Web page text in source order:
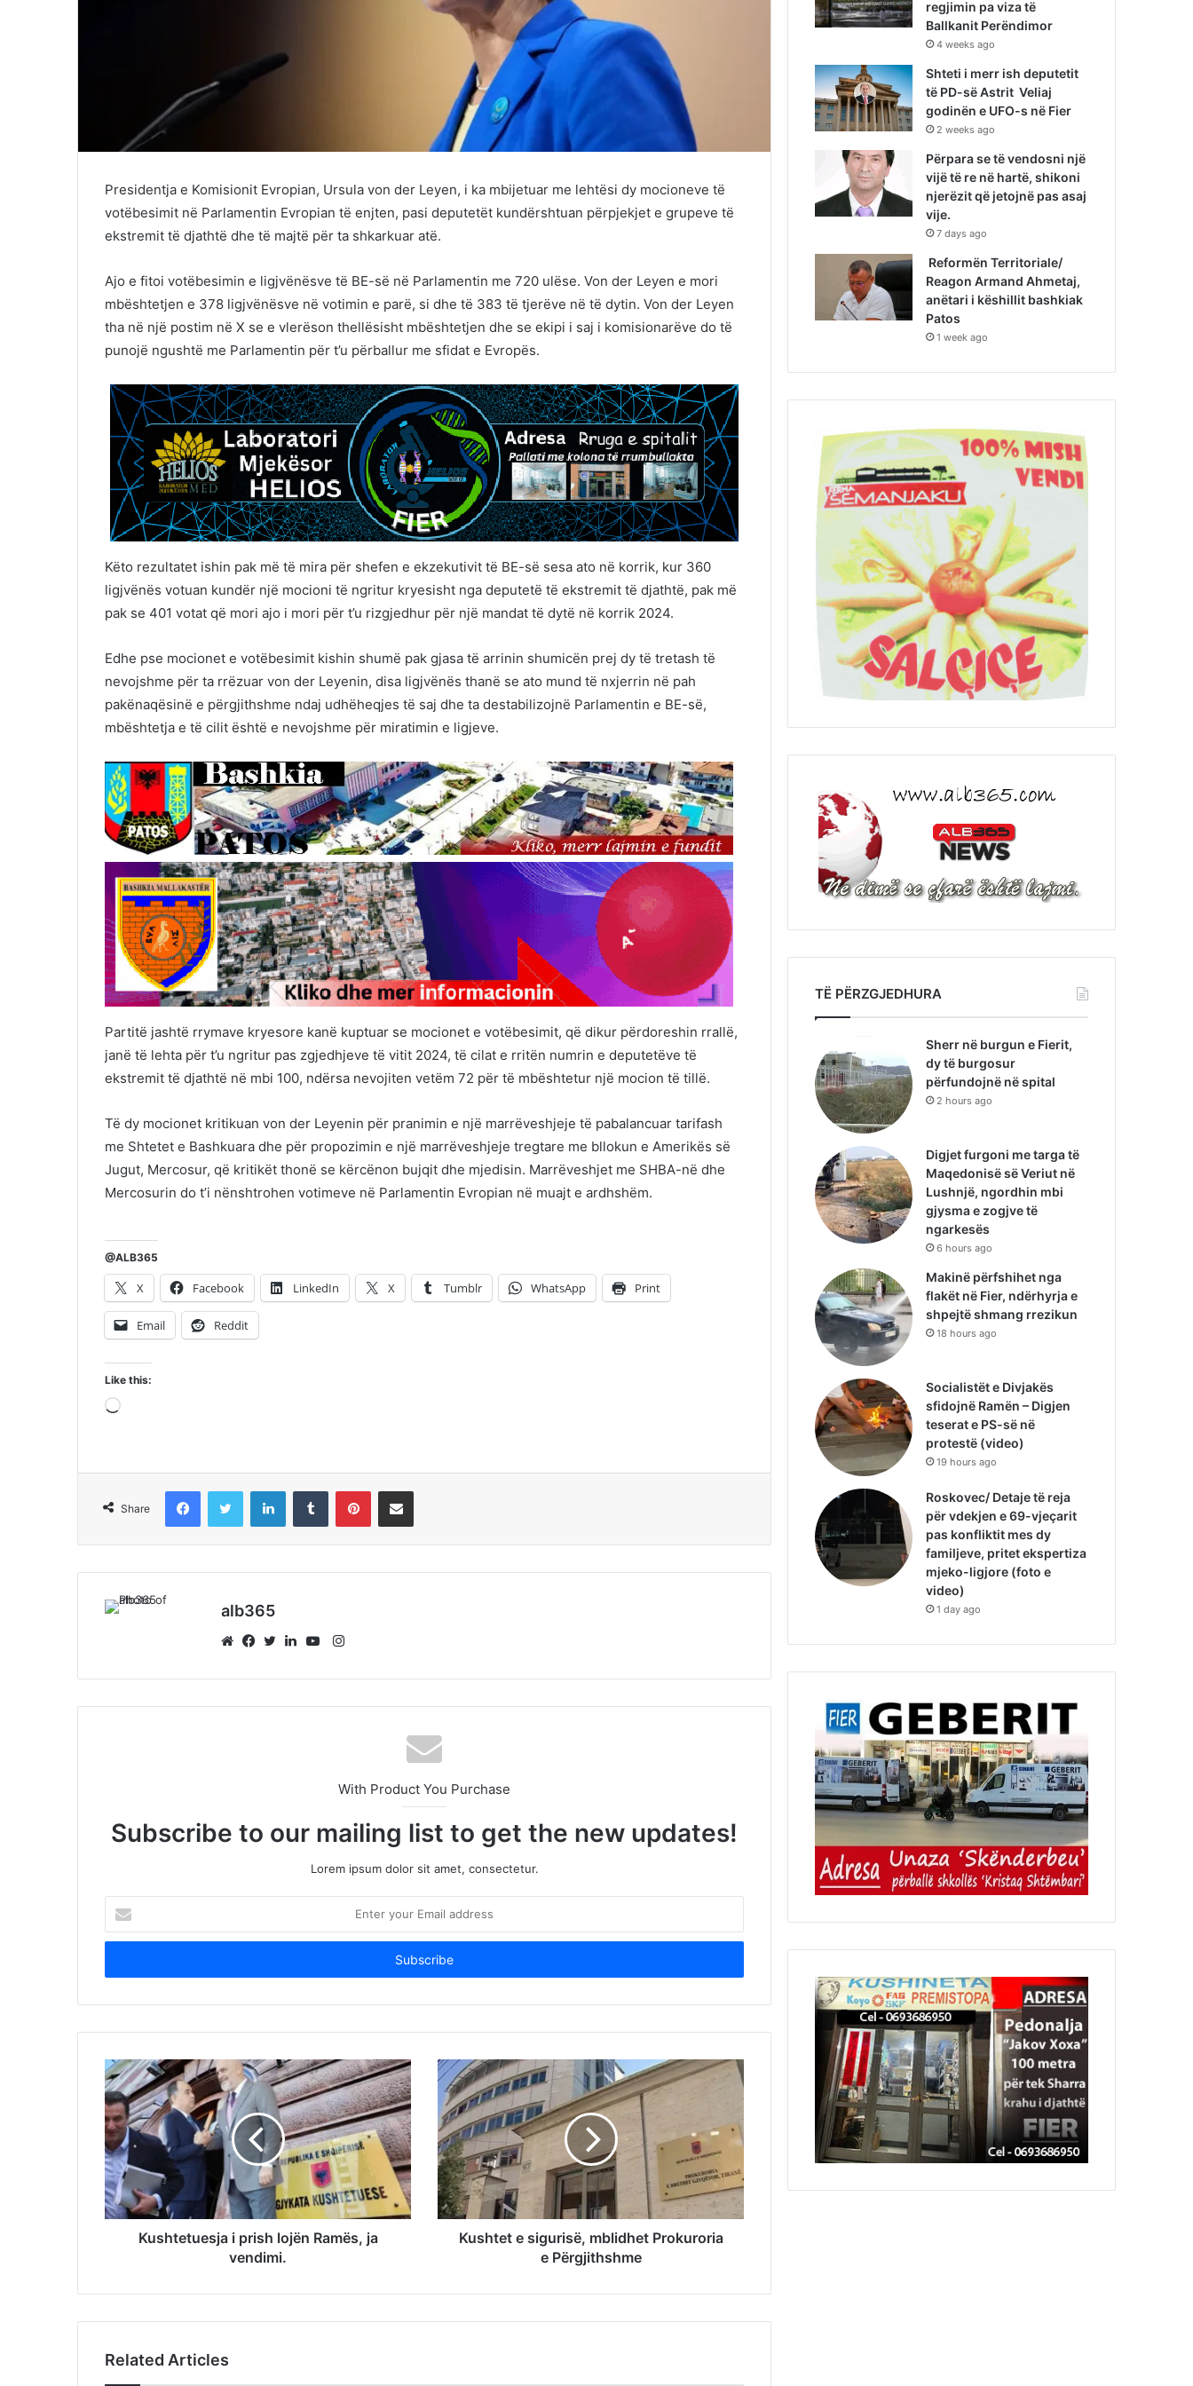
Presidentja e Komisionit Evropian, Ursula von der Leyen, i ka mbijetuar me lehtësi dy mocioneve të
votëbesimit në Parlamentin Evropian të enjten, pasi deputetët kundërshtuan përpjekjet e grupeve të
ekstremit të djathtë dhe të majtë për ta shkarkuar atë.
Ajo e fitoi votëbesimin e ligjvënësve të BE-së në Parlamentin me 720 ulëse. Von der Leyen e mori
mbështetjen e 378 ligjvënësve në votimin e parë, si dhe të 383 të tjerëve në të dytin. Von der Leyen
tha në një postim në X se e vlerëson thellësisht mbështetjen dhe se ekipi i saj i komisionarëve do të
punojë ngushtë me Parlamentin për t’u përballur me sfidat e Evropës.
Këto rezultatet ishin pak më të mira për shefen e ekzekutivit të BE-së sesa ato në korrik, kur 360
ligjvënës votuan kundër një mocioni të ngritur kryesisht nga deputetë të ekstremit të djathtë, pak më
pak se 401 votat që mori ajo i mori për t’u rizgjedhur për një mandat të dytë në korrik 2024.
Edhe pse mocionet e votëbesimit kishin shumë pak gjasa të arrinin shumicën prej dy të tretash të
nevojshme për ta rrëzuar von der Leyenin, disa ligjvënës thanë se ato mund të nxjerrin në pah
pakënaqësinë e përgjithshme ndaj udhëheqjes të saj dhe ta destabilizojnë Parlamentin e BE-së,
mbështetja e të cilit është e nevojshme për miratimin e ligjeve.
Partitë jashtë rrymave kryesore kanë kuptuar se mocionet e votëbesimit, që dikur përdoreshin rrallë,
janë të lehta për t’u ngritur pas zgjedhjeve të vitit 2024, të cilat e rritën numrin e deputetëve të
ekstremit të djathtë në mbi 100, ndërsa nevojiten vetëm 72 për të mbështetur një mocion të tillë.
Të dy mocionet kritikuan von der Leyenin për pranimin e një marrëveshjeje të pabalancuar tarifash
me Shtetet e Bashkuara dhe për propozimin e një marrëveshjeje tregtare me bllokun e Amerikës së
Jugut, Mercosur, që kritikët thonë se kërcënon bujqit dhe mjedisin. Marrëveshjet me SHBA-në dhe
Mercosurin do t’i nënshtrohen votimeve në Parlamentin Evropian në muajt e ardhshëm.
@ALB365
X Facebook LinkedIn X Tumblr WhatsApp Print
Email Reddit
Like this:
Loading…
Share
FacebookTwitter LinkedInTumblr PinterestShare via Email
alb365
Instagram
With Product You Purchase
Subscribe to our mailing list to get the new updates!
Lorem ipsum dolor sit amet, consectetur.
your
Email
Kushtetuesja i prish lojën Ramës, ja
vendimi.
Kushtet e sigurisë, mblidhet Prokuroria
e Përgjithshme
Related Articles
regjimin pa viza të
Ballkanit Perëndimor
4 weeks ago
Shteti i merr ish deputetit
të PD-së Astrit Veliaj
godinën e UFO-s në Fier
2 weeks ago
Përpara se të vendosni një
vijë të re në hartë, shikoni
njerëzit që jetojnë pas asaj
vije.
7 days ago
Reformën Territoriale/
Reagon Armand Ahmetaj,
anëtari i këshillit bashkiak
Patos
1 week ago
TË PËRZGJEDHURA
Sherr në burgun e Fierit,
dy të burgosur
përfundojnë në spital
2 hours ago
Digjet furgoni me targa të
Maqedonisë së Veriut në
Lushnjë, ngordhin mbi
gjysma e zogjve të
ngarkesës
6 hours ago
Makinë përfshihet nga
flakët në Fier, ndërhyrja e
shpejtë shmang rrezikun
18 hours ago
Socialistët e Divjakës
sfidojnë Ramën – Digjen
teserat e PS-së në
protestë (video)
19 hours ago
Roskovec/ Detaje të reja
për vdekjen e 69-vjeçarit
pas konfliktit mes dy
familjeve, pritet ekspertiza
mjeko-ligjore (foto e
video)
1 day ago